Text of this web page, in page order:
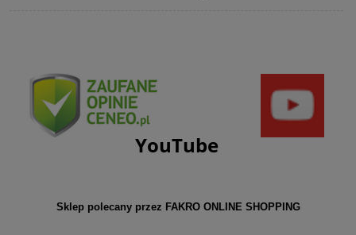
YouTube
Sklep polecany przez FAKRO ONLINE SHOPPING